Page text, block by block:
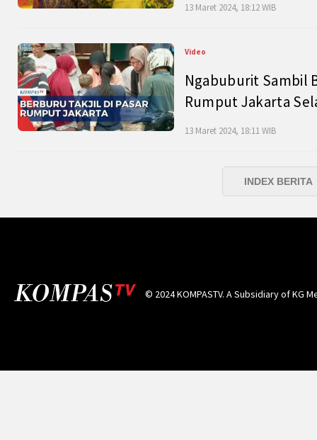
13 Maret 2024, 18:12 WIB
Video
Ngabuburit Sambil
Rumput Jakarta
13 Maret 2024, 18:11 WIB
INDEX BERITA
© 2024 KOMPASTV. A Subsidiary ofKG